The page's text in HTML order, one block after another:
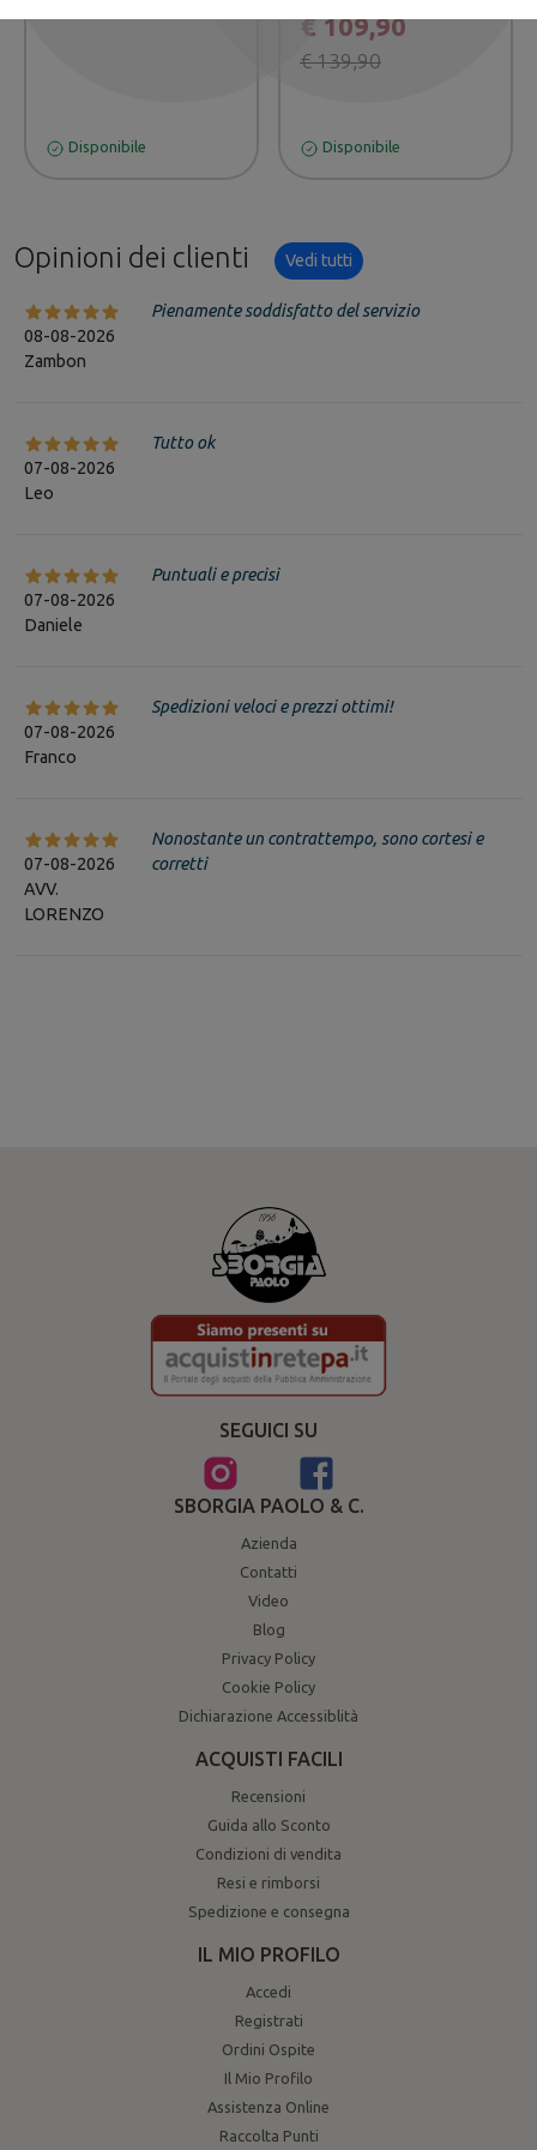
Disponibile
€ 109,90
€ 139,90
Disponibile
Opinioni dei clienti Vedi tutti
08-08-2026
Zambon
Pienamente soddisfatto del servizio
07-08-2026
Leo
Tutto ok
07-08-2026
Daniele
Puntuali e precisi
07-08-2026
Franco
Spedizioni veloci e prezzi ottimi!
07-08-2026
AVV.
LORENZO
Nonostante un contrattempo, sono cortesi e
corretti
SEGUICI SU
SBORGIA PAOLO & C.
Azienda
Contatti
Video
Blog
Privacy Policy
Cookie Policy
Dichiarazione Accessiblità
ACQUISTI FACILI
Recensioni
Guida allo Sconto
Condizioni di vendita
Resi e rimborsi
Spedizione e consegna
IL MIO PROFILO
Accedi
Registrati
Ordini Ospite
Il Mio Profilo
Assistenza Online
Raccolta Punti